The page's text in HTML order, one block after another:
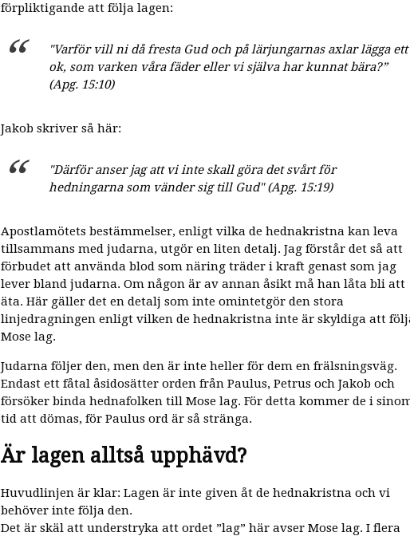
förpliktigande att följa lagen:
"Varför vill ni då fresta Gud och på lärjungarnas axlar lägga ett
ok, som varken våra fäder eller vi själva har kunnat bära?”
(Apg. 15:10)
Jakob skriver så här:
"Därför anser jag att vi inte skall göra det svårt för
hedningarna som vänder sig till Gud" (Apg. 15:19)
Apostlamötets bestämmelser, enligt vilka de hednakristna kan leva
tillsammans med judarna, utgör en liten detalj. Jag förstår det så att
förbudet att använda blod som näring träder i kraft genast som jag
lever bland judarna. Om någon är av annan åsikt må han låta bli att
äta. Här gäller det en detalj som inte omintetgör den stora
linjedragningen enligt vilken de hednakristna inte är skyldiga att
Mose lag.
Judarna följer den, men den är inte heller för dem en frälsningsväg.
Endast ett fåtal åsidosätter orden från Paulus, Petrus och Jakob och
försöker binda hednafolken till Mose lag. För detta kommer de i
tid att dömas, för Paulus ord är så stränga.
Är lagen alltså upphävd?
Huvudlinjen är klar: Lagen är inte given åt de hednakristna och vi
behöver inte följa den.
Det är skäl att understryka att ordet ”lag” här avser Mose lag. I flera